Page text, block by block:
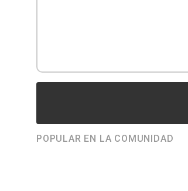
POPULAR EN LA COMUNIDAD